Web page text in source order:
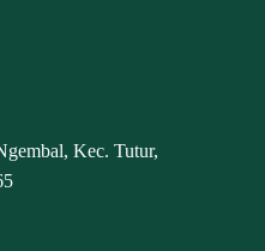
Kec. Tutur,